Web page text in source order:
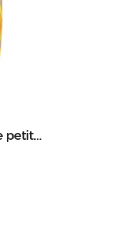
petit...